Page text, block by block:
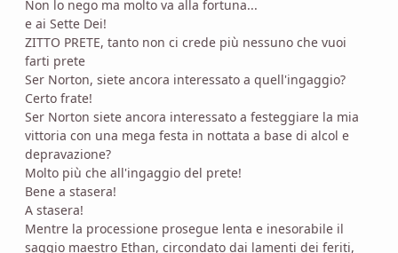
Non lo nego ma molto va alla fortuna...
e ai Sette Dei!
ZITTO PRETE, tanto non ci crede più nessuno che vuoi
farti prete
Ser Norton, siete ancora interessato a quell'ingaggio?
Certo frate!
Ser Norton siete ancora interessato a festeggiare la mia
vittoria con una mega festa in nottata a base di alcol e
depravazione?
Molto più che all'ingaggio del prete!
Bene a stasera!
A stasera!
Mentre la processione prosegue lenta e inesorabile il
saggio maestro Ethan, circondato dai lamenti dei feriti,